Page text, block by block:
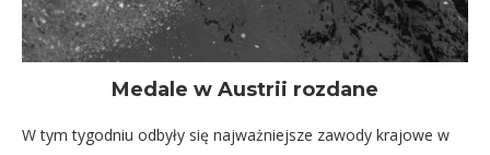
Medale w Austrii rozdane
W tym tygodniu odbyły się najważniejsze zawody krajowe w